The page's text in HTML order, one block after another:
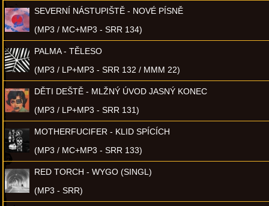
SEVERNÍ NÁSTUPIŠTĚ - NOVÉ PÍSNĚ
(MP3 / MC+MP3 - SRR 134)
PALMA - TĚLESO
(MP3 / LP+MP3 - SRR 132 / MMM 22)
DĚTI DEŠTĚ - MLŽNÝ ÚVOD JASNÝ KONEC
(MP3 / LP+MP3 - SRR 131)
MOTHERFUCIFER - KLID SPÍCÍCH
(MP3 / MC+MP3 - SRR 133)
RED TORCH - WYGO (SINGL)
(MP3 - SRR)